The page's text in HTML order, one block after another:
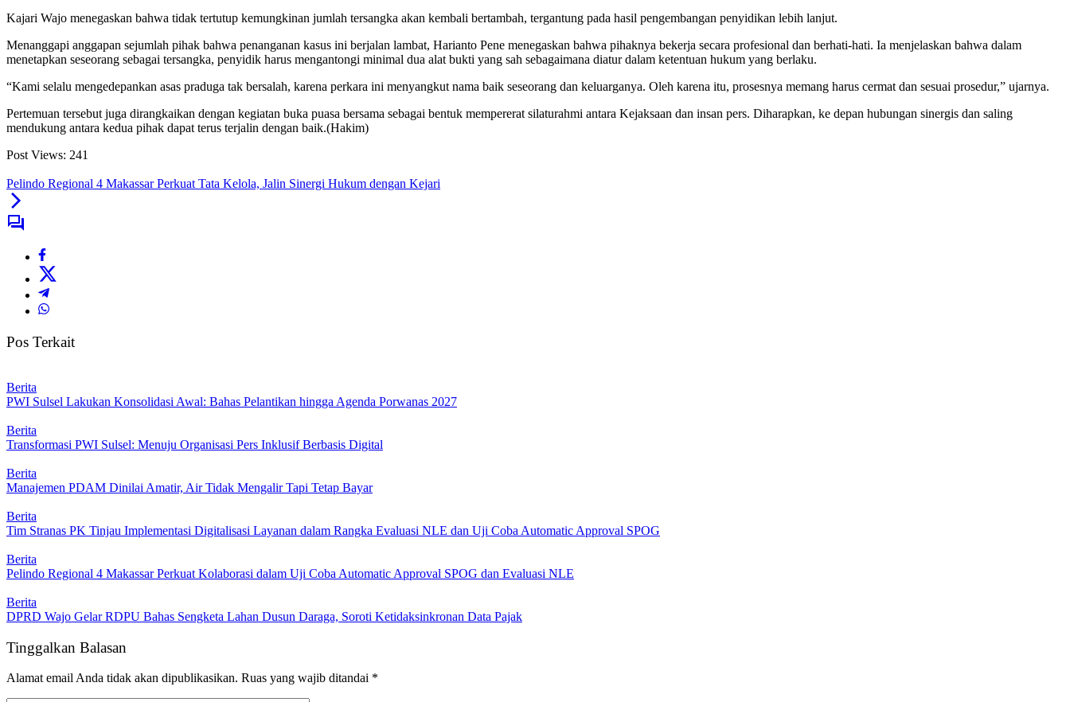
Kajari Wajo menegaskan bahwa tidak tertutup kemungkinan jumlah tersangka akan kembali bertambah, tergantung pada hasil pengembangan penyidikan lebih lanjut.
Menanggapi anggapan sejumlah pihak bahwa penanganan kasus ini berjalan lambat, Harianto Pene menegaskan bahwa pihaknya bekerja secara profesional dan berhati-hati. Ia menjelaskan bahwa dalam
menetapkan seseorang sebagai tersangka, penyidik harus mengantongi minimal dua alat bukti yang sah sebagaimana diatur dalam ketentuan hukum yang berlaku.
“Kami selalu mengedepankan asas praduga tak bersalah, karena perkara ini menyangkut nama baik seseorang dan keluarganya. Oleh karena itu, prosesnya memang harus cermat dan sesuai prosedur,” ujarnya.
Pertemuan tersebut juga dirangkaikan dengan kegiatan buka puasa bersama sebagai bentuk mempererat silaturahmi antara Kejaksaan dan insan pers. Diharapkan, ke depan hubungan sinergis dan saling
mendukung antara kedua pihak dapat terus terjalin dengan baik.(Hakim)
Post Views: 241
Pelindo Regional 4 Makassar Perkuat Tata Kelola, Jalin Sinergi Hukum dengan Kejari
Pos Terkait
Berita
PWI Sulsel Lakukan Konsolidasi Awal: Bahas Pelantikan hingga Agenda Porwanas 2027
Berita
Transformasi PWI Sulsel: Menuju Organisasi Pers Inklusif Berbasis Digital
Berita
Manajemen PDAM Dinilai Amatir, Air Tidak Mengalir Tapi Tetap Bayar
Berita
Tim Stranas PK Tinjau Implementasi Digitalisasi Layanan dalam Rangka Evaluasi NLE dan Uji Coba Automatic Approval SPOG
Berita
Pelindo Regional 4 Makassar Perkuat Kolaborasi dalam Uji Coba Automatic Approval SPOG dan Evaluasi NLE
Berita
DPRD Wajo Gelar RDPU Bahas Sengketa Lahan Dusun Daraga, Soroti Ketidaksinkronan Data Pajak
Tinggalkan Balasan
Alamat email Anda tidak akan dipublikasikan. Ruas yang wajib ditandai *